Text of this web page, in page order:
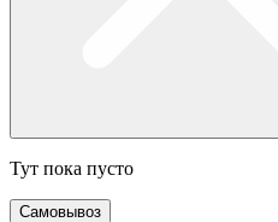
Тут пока пусто
Самовывоз